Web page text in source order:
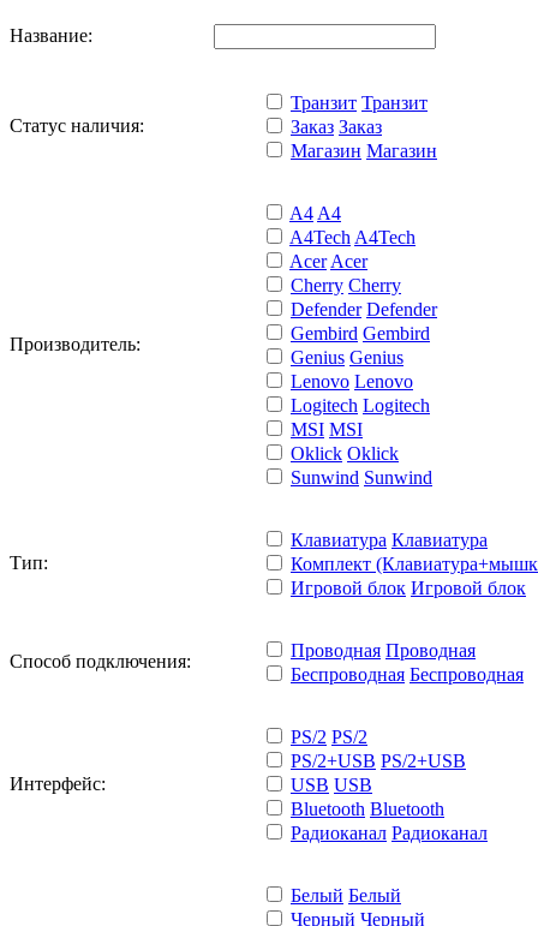
Название:
Статус наличия:
Транзит Транзит
Заказ Заказ
Магазин Магазин
Производитель:
A4 A4
A4Tech A4Tech
Acer Acer
Cherry Cherry
Defender Defender
Gembird Gembird
Genius Genius
Lenovo Lenovo
Logitech Logitech
MSI MSI
Oklick Oklick
Sunwind Sunwind
Тип:
Клавиатура Клавиатура
Комплект
Игровой блок Игровой блок
Способ подключения:
Проводная Проводная
Беспроводная Беспроводная
Интерфейс:
PS/2 PS/2
PS/2+USB PS/2+USB
USB USB
Bluetooth Bluetooth
Радиоканал Радиоканал
Белый Белый
Черный Черный